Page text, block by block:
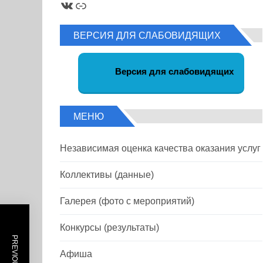
ВКонтакте
Ссылка
ВЕРСИЯ ДЛЯ СЛАБОВИДЯЩИХ
Версия для слабовидящих
МЕНЮ
Независимая оценка качества оказания услуг
Коллективы (данные)
Галерея (фото с мероприятий)
Конкурсы (результаты)
Афиша